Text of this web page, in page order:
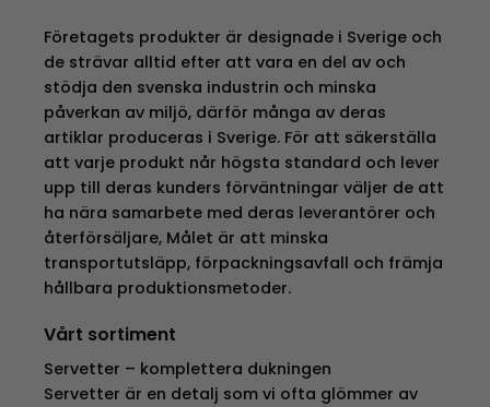
Företagets produkter är designade i Sverige och
de strävar alltid efter att vara en del av och
stödja den svenska industrin och minska
påverkan av miljö, därför många av deras
artiklar produceras i Sverige. För att säkerställa
att varje produkt når högsta standard och lever
upp till deras kunders förväntningar väljer de att
ha nära samarbete med deras leverantörer och
återförsäljare, Målet är att minska
transportutsläpp, förpackningsavfall och främja
hållbara produktionsmetoder.
Vårt sortiment
Servetter – komplettera dukningen
Servetter är en detalj som vi ofta glömmer av